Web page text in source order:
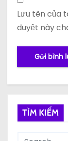
Lưu tên của
duyệt này
TÌM KIẾM